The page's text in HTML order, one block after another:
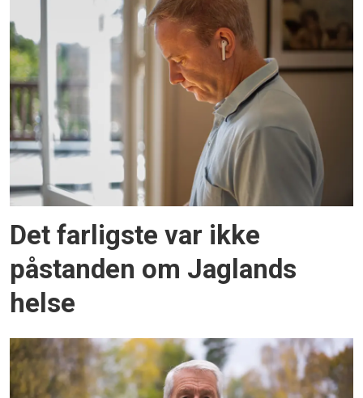
Det farligste var ikke
påstanden om Jaglands
helse